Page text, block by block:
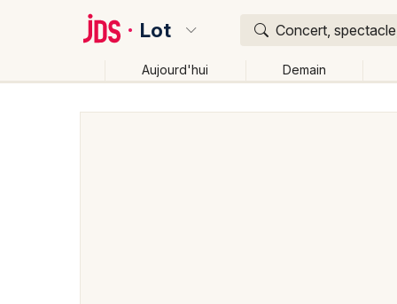
Lot Concert,
Aujourd'hui Demain